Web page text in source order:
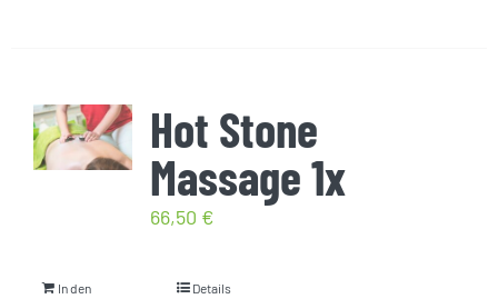
Hot Stone
Massage 1x
66,50 €
In den
Details